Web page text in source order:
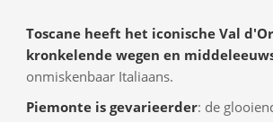
Toscane heeft het iconische Val
kronkelende wegen en
onmiskenbaar Italiaans.
Piemonte is gevarieerder: de